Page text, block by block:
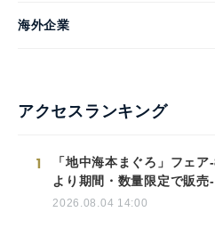
海外企業
アクセスランキング
1
「地中海本まぐろ」フェア
より期間・数量限定で販売-
2026.08.04 14:00